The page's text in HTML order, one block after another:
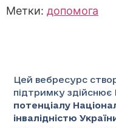
Метки: допомога
Цей вебресурс
підтримку здійснює
потенціалу
інвалідністю